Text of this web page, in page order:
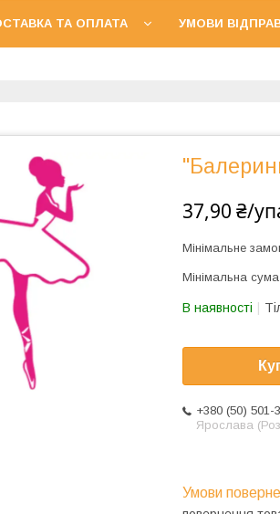
ТА ОПЛАТА УМОВИ
37,90 ₴/
Мінімальне
Мінімальна
В наявності
+380 (50) 501-
Ярослава